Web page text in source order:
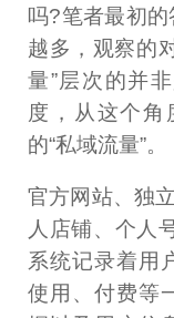
吗?笔者最初
越多，观察的
量”层次的并
度，从这个角
的“私域流量”。
官方网站、独
人店铺、个人
系统记录着用
使用、付费等